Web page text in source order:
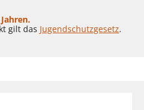
gilt das Jugendschutzgesetz.